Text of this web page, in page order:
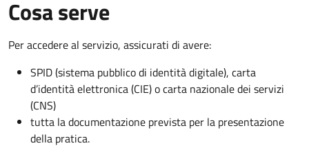
Cosa serve
Per accedere al servizio, assicurati di avere:
SPID (sistema pubblico di identità digitale), carta
d’identità elettronica (CIE) o carta nazionale dei servizi
(CNS)
tutta la documentazione prevista per la presentazione
della pratica.